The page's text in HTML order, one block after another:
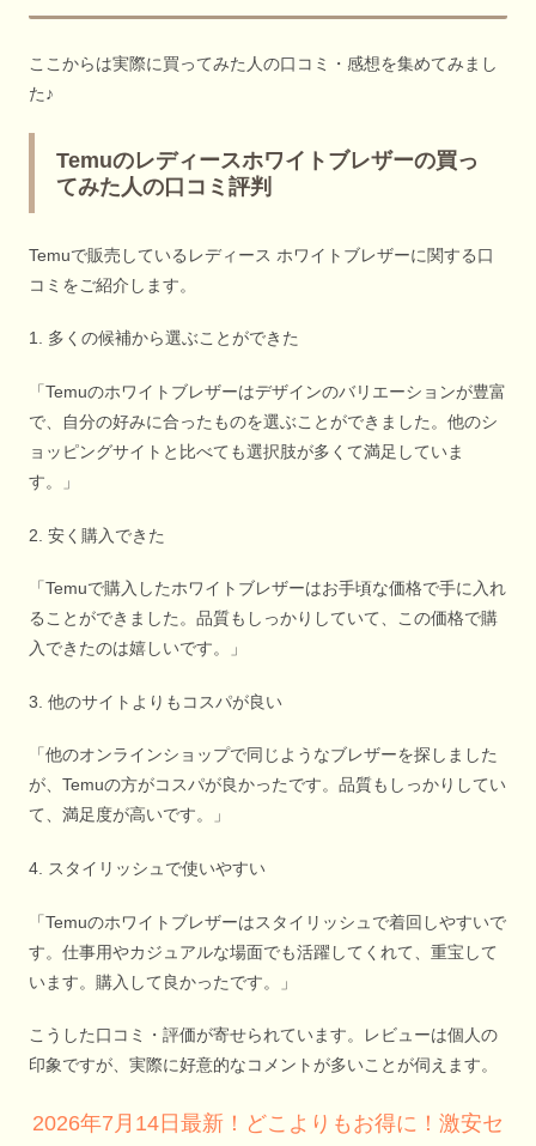
ここからは実際に買ってみた人の口コミ・感想を集めてみまし
た♪
Temuのレディースホワイトブレザーの買っ
てみた人の口コミ評判
Temuで販売しているレディース ホワイトブレザーに関する口
コミをご紹介します。
1. 多くの候補から選ぶことができた
「Temuのホワイトブレザーはデザインのバリエーションが豊富
で、自分の好みに合ったものを選ぶことができました。他のシ
ョッピングサイトと比べても選択肢が多くて満足していま
す。」
2. 安く購入できた
「Temuで購入したホワイトブレザーはお手頃な価格で手に入れ
ることができました。品質もしっかりしていて、この価格で購
入できたのは嬉しいです。」
3. 他のサイトよりもコスパが良い
「他のオンラインショップで同じようなブレザーを探しました
が、Temuの方がコスパが良かったです。品質もしっかりしてい
て、満足度が高いです。」
4. スタイリッシュで使いやすい
「Temuのホワイトブレザーはスタイリッシュで着回しやすいで
す。仕事用やカジュアルな場面でも活躍してくれて、重宝して
います。購入して良かったです。」
こうした口コミ・評価が寄せられています。レビューは個人の
印象ですが、実際に好意的なコメントが多いことが伺えます。
2026年7月14日最新！どこよりもお得に！激安セ